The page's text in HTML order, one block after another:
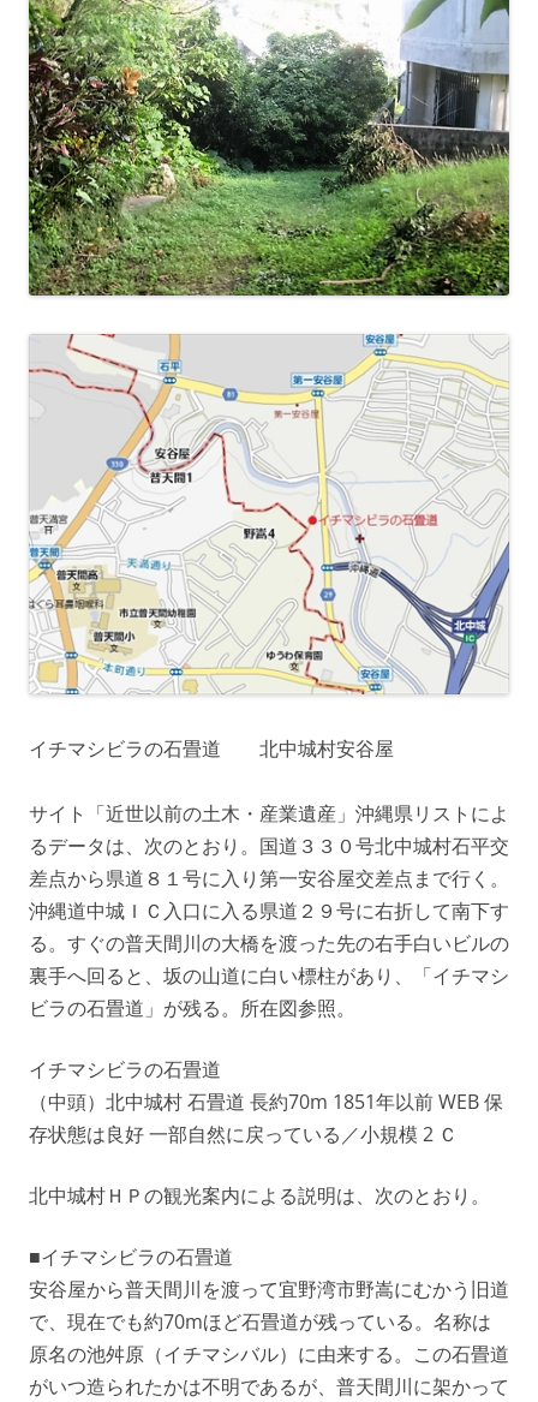
イチマシビラの石畳道 北中城村安谷屋
サイト「近世以前の土木・産業遺産」沖縄県リストによ
るデータは、次のとおり。国道３３０号北中城村石平交
差点から県道８１号に入り第一安谷屋交差点まで行く。
沖縄道中城ＩＣ入口に入る県道２９号に右折して南下す
る。すぐの普天間川の大橋を渡った先の右手白いビルの
裏手へ回ると、坂の山道に白い標柱があり、「イチマシ
ビラの石畳道」が残る。所在図参照。
イチマシビラの石畳道
（中頭）北中城村 石畳道 長約70m 1851年以前 WEB 保
存状態は良好 一部自然に戻っている／小規模 2 Ｃ
北中城村ＨＰの観光案内による説明は、次のとおり。
■イチマシビラの石畳道
安谷屋から普天間川を渡って宜野湾市野嵩にむかう旧道
で、現在でも約70mほど石畳道が残っている。名称は
原名の池舛原（イチマシバル）に由来する。この石畳道
がいつ造られたかは不明であるが、普天間川に架かって